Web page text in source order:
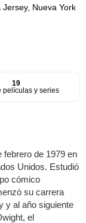
Jersey, Nueva York
19
películas y series
de 1979 en
Unidos. Estudió
cómico
su carrera
y al año siguiente
el